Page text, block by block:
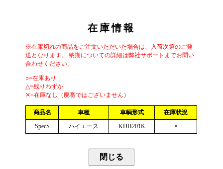
在庫情報
※在庫切れの商品をご注文いただいた場合は、入荷次第のご発
送となります。 納期についての詳細は弊社サポートまでお問い
合わせください。
○=在庫あり
△=残りわずか
✕=在庫なし（廃番ではございません）
商品名 車種 車輌形式
在庫状況
SpecS
ハイエース KDH201K ×